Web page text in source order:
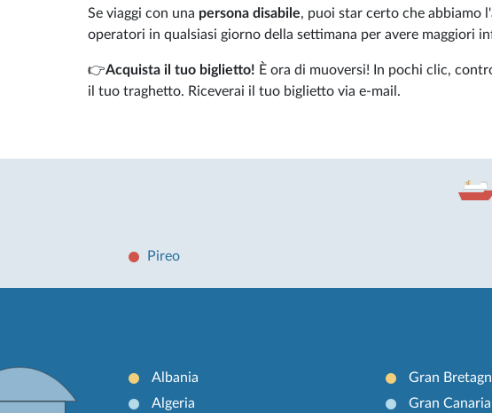
Se viaggi con una persona disabile, puoi star certo che abbiamo
operatori in qualsiasi giorno della settimana per avere maggiori
👉Acquista il tuo biglietto! È ora di muoversi! In pochi clic,
il tuo traghetto. Riceverai il tuo biglietto via e-mail.
Pireo
Albania
Algeria
Gran
Gran Canaria